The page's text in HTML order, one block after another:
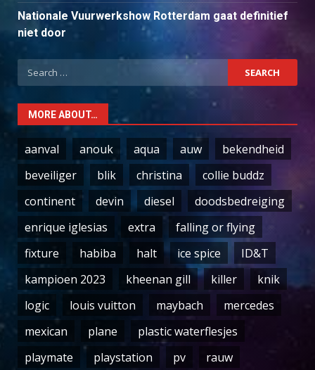
Nationale Vuurwerkshow Rotterdam gaat definitief
niet door
Search
for:
MORE ABOUT…
aanval anouk aqua auw
bekendheid
beveiliger
blik christina
collie buddz
continent
devin diesel
doodsbedreiging
enrique iglesias
extra
falling or flying
fixture
habiba halt ice spice
ID&T
kampioen 2023
kheenan gill killer
knik
logic
louis vuitton maybach
mercedes
mexican
plane
plastic waterflesjes
playmate
playstation pv rauw